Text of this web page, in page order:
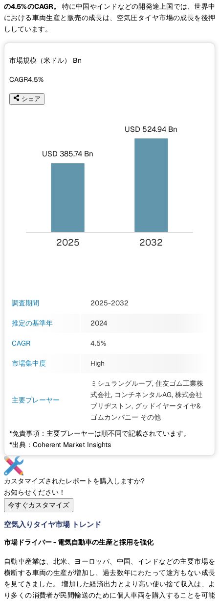
の4.5%のCAGR。 特に中国やインドなどの開発途上国では、世界中
における車両生産と販売の成長は、空気圧タイヤ市場の成長を後押
ししています。
市場規模（米ドル） Bn
CAGR4.5%
シェア
USD 385.74 Bn
USD 524.94 Bn
2025 2032
調査期間 2025-2032
推定の基準年 2024
CAGR 4.5%
市場集中度 High
主要プレーヤー
ミシュラングループ, 住友ゴム工業株
式会社, コンチネンタルAG, 株式会社
ブリヂストン, グッドイヤータイヤ&
ゴムカンパニー その他
*免責事項：主要プレーヤーは順不同で記載されています。
*出典：Coherent Market Insights
カスタマイズされたレポートを購入しますか?
お知らせください！
今すぐカスタマイズ
空気入りタイヤ市場 トレンド
市場ドライバー - 電気自動車の生産と採用を強化
自動車産業は、北米、ヨーロッパ、中国、インドなどの主要市場を
横断する車両の生産が増加し、過去数年にわたって途方もない成長
を見てきました。 増加した経済出力とより高い使い捨て収入は、よ
り多くの消費者が民間輸送のために個人車両を購入することを可能